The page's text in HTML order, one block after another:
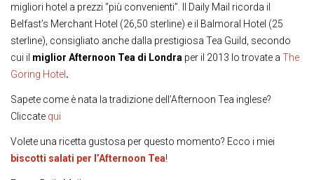
migliori hotel a prezzi “più convenienti”. Il Daily Mail ricorda il
Belfast’s Merchant Hotel (26,50 sterline) e il Balmoral Hotel (25
sterline), consigliato anche dalla prestigiosa Tea Guild, secondo
cui il miglior Afternoon Tea di Londra per il 2013 lo trovate a The
Goring Hotel .
Sapete come è nata la tradizione dell’Afternoon Tea inglese?
Cliccate qui
Volete una ricetta gustosa per questo momento? Ecco i miei
biscotti salati per l’Afternoon Tea!